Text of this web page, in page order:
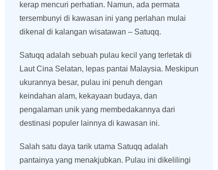
kerap mencuri perhatian. Namun, ada permata
tersembunyi di kawasan ini yang perlahan mulai
dikenal di kalangan wisatawan – Satuqq.
Satuqq adalah sebuah pulau kecil yang terletak di
Laut Cina Selatan, lepas pantai Malaysia. Meskipun
ukurannya besar, pulau ini penuh dengan
keindahan alam, kekayaan budaya, dan
pengalaman unik yang membedakannya dari
destinasi populer lainnya di kawasan ini.
Salah satu daya tarik utama Satuqq adalah
pantainya yang menakjubkan. Pulau ini dikelilingi